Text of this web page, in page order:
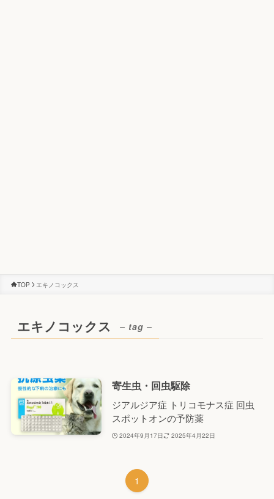
TOP エキノコックス
エキノコックス – tag –
寄生虫・回虫駆除
ジアルジア症 トリコモナス症 回虫
スポットオンの予防薬
2024年9月17日 2025年4月22日
1